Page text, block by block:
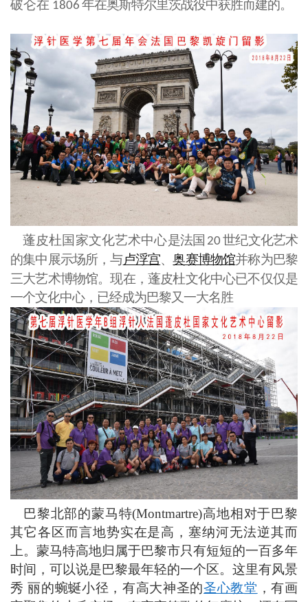
破仑在 1806 年在奥斯特尔里茨战役中获胜而建的。
蓬皮杜国家文化艺术中心是法国 20 世纪文化艺术
的集中展示场所，与卢浮宫、奥赛博物馆并称为巴黎
三大艺术博物馆。现在，蓬皮杜文化中心已不仅仅是
一个文化中心，已经成为巴黎又一大名胜
巴黎北部的蒙马特(Montmartre)高地相对于巴黎
其它各区而言地势实在是高，塞纳河无法逆其而
上。蒙马特高地归属于巴黎市只有短短的一百多年
时间，可以说是巴黎最年轻的一个区。这里有风景
秀 丽的蜿蜒小径，有高大神圣的圣心教堂 ，有画